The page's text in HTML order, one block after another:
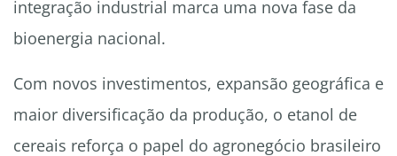
integração industrial marca uma nova fase da
bioenergia nacional.
Com novos investimentos, expansão geográfica e
maior diversificação da produção, o etanol de
cereais reforça o papel do agronegócio brasileiro